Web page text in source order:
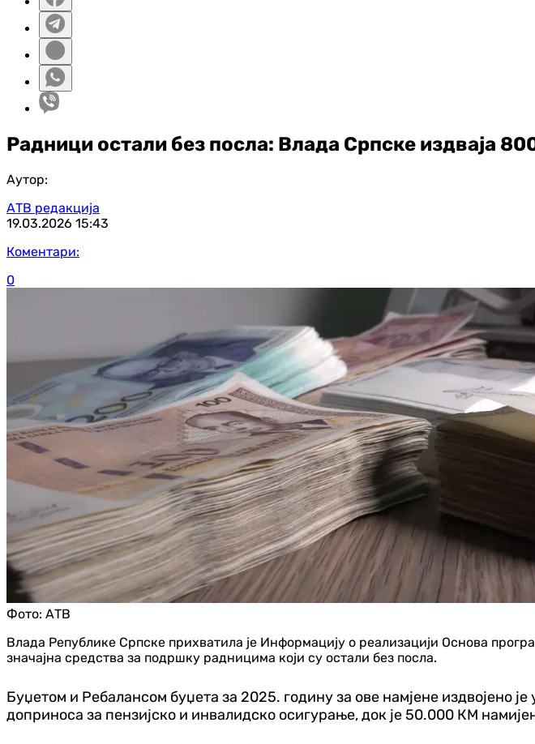
Радници остали без посла: Влада Српске издваја
Аутор:
АТВ редакција
19.03.2026 15:43
Коментари:
0
Фото: АТВ
Влада Републике Српске прихватила је Информацију о реализацији Основа
значајна средства за подршку радницима који су остали без посла.
Буџетом и Ребалансом буџета за 2025. годину за ове намјене издвојено
доприноса за пензијско и инвалидско осигурање, док је 50.000 КМ